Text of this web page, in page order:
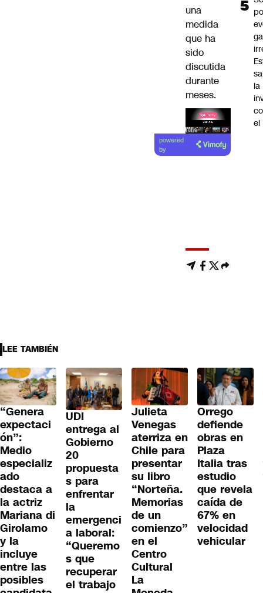
una
medida
que ha
sido
discutida
durante
meses.
Lea el
artículo
powered
by
la
el
LEE TAMBIÉN
“Genera
expectaci
ón”:
Medio
especializ
ado
destaca a
la actriz
Mariana di
Girolamo
y la
incluye
entre las
posibles
UDI
entrega al
Gobierno
20
propuesta
s para
enfrentar
la
emergenci
a laboral:
“Queremo
s que
recuperar
el trabajo
Julieta
Venegas
aterriza en
Chile para
presentar
su libro
“Norteña.
Memorias
de un
comienzo”
en el
Centro
Cultural
La
Orrego
defiende
obras en
Plaza
Italia tras
estudio
que revela
caída de
67% en
velocidad
vehicular